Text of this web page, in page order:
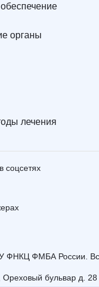
органы
лечения
соцсетях
ФНКЦ ФМБА России.
Ореховый бульвар д. 28